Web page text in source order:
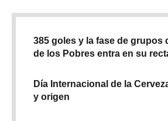
385 goles y la fase de grupos
de los Pobres entra en su
Día Internacional de la
y origen